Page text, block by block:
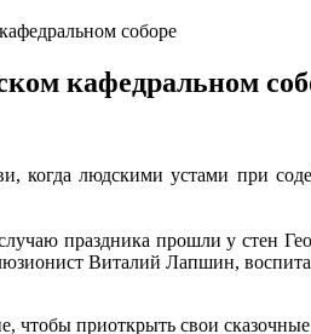
соборе
кафедральном
людскими устами при
праздника прошли у стен
Виталий Лапшин,
чтобы приоткрыть свои